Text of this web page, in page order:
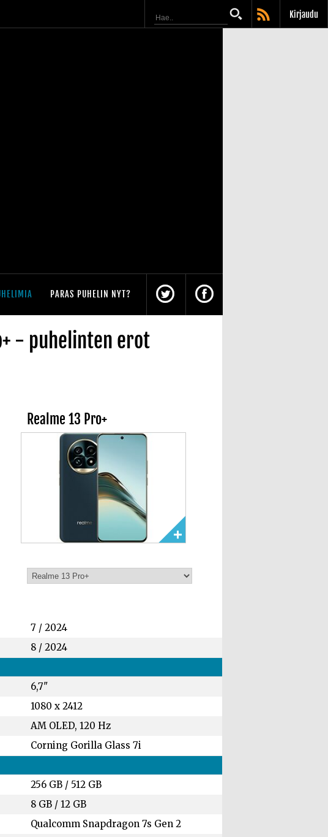
Kirjaudu
PARAS PUHELIN NYT?
- puhelinten erot
Realme 13 Pro+
7 / 2024
8 / 2024
6,7"
1080 x 2412
AM OLED, 120 Hz
Corning Gorilla Glass 7i
256 GB/ 512 GB
8 GB/ 12 GB
Qualcomm Snapdragon 7s Gen 2